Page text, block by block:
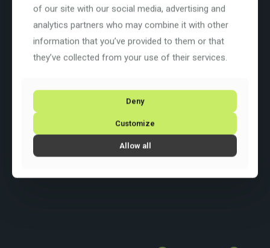
Tretlagers und eines steileren Sitzrohrs. Der kurze Vorbau sorgt
für ein lebendiges, reaktionsschnelles Handling – perfekt für
technisches Gravel und wendige Manöver im Straßenverkehr.
Die EQ-Version ist mit Schwalbe Overland-Reifen mit
reflektierenden Seitenwänden ausgestattet, die Komfort, Grip
Farbe: d1176a
Rahmengrösse: M
Rahmenmaterial:Aluminium
of our site with our social media, advertising and
analytics partners who may combine it with other
information that you’ve provided to them or that
they’ve collected from your use of their services.
Deny
Customize
Allow all